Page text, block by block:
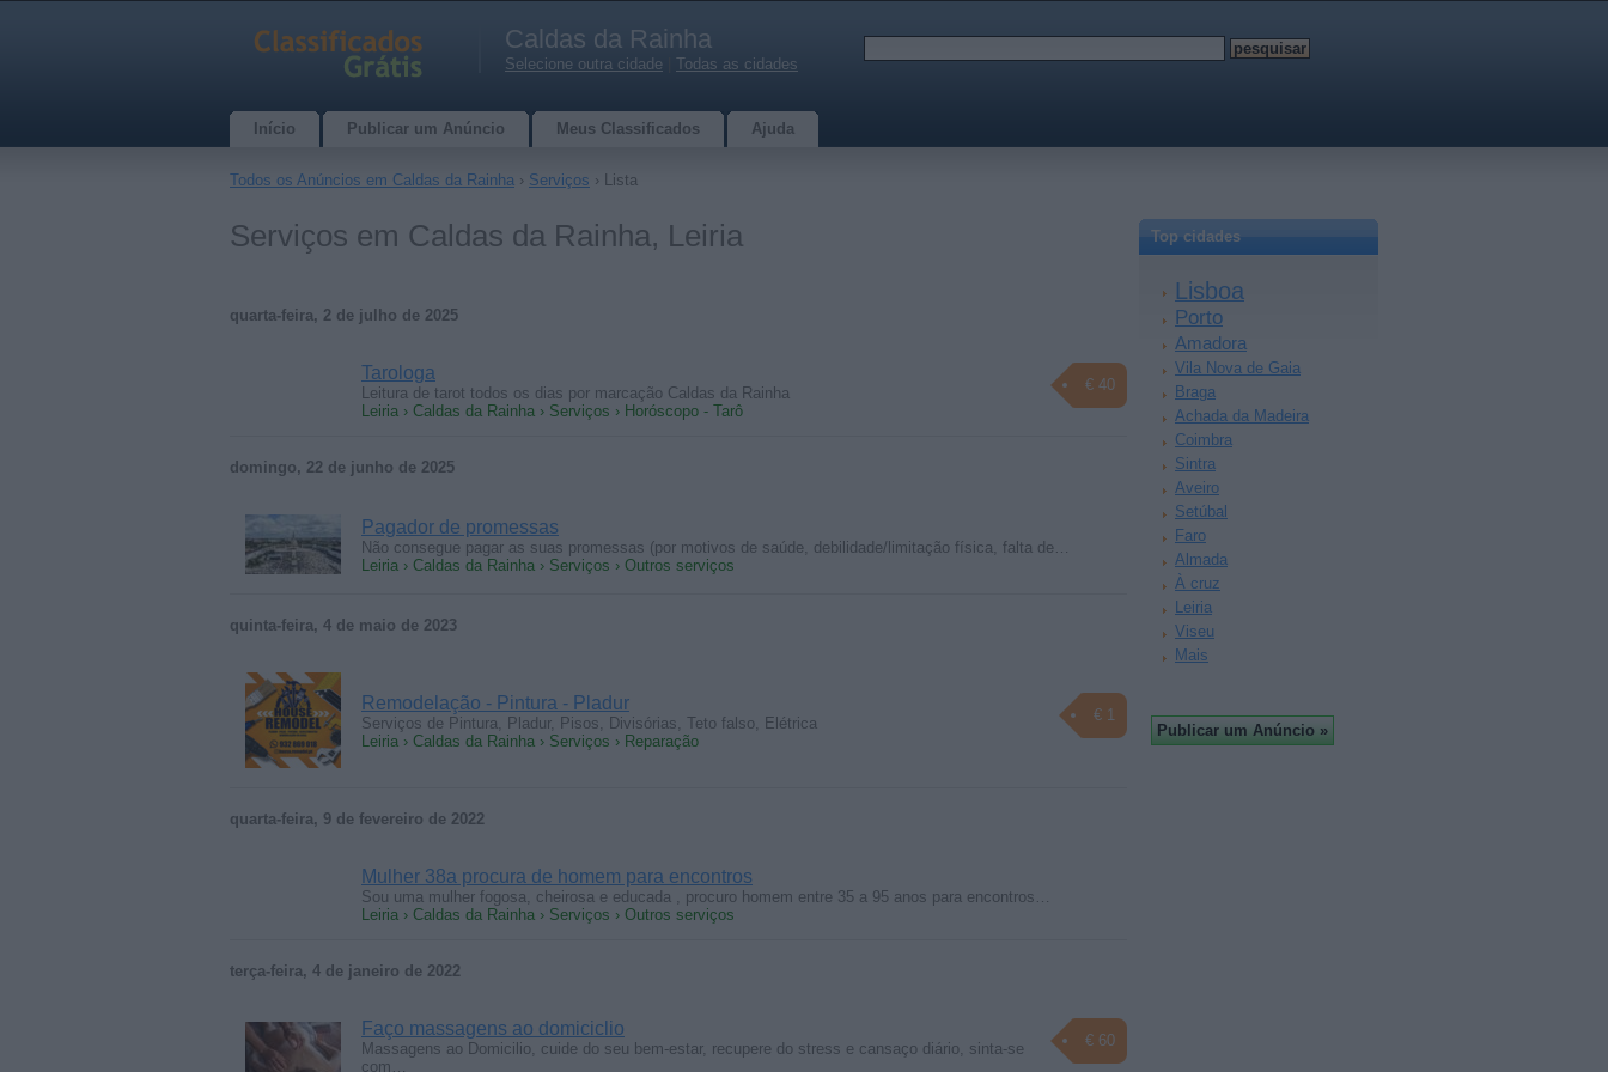
Caldas da Rainha
Selecione outra cidade Todas as cidades
Início Publicar um Anúncio Meus Classificados Ajuda
Todos os Anúncios em Caldas da Rainha › Serviços › Lista
Serviços em Caldas da Rainha, Leiria
quarta-feira, 2 de julho de 2025
Tarologa
€ 40
Leitura de tarot todos os dias por marcação Caldas da Rainha
Leiria › Caldas da Rainha › Serviços › Horóscopo - Tarô
domingo, 22 de junho de 2025
Pagador de promessas
Não consegue pagar as suas promessas (por motivos de saúde, debilidade/limitação física, falta de…
Leiria › Caldas da Rainha › Serviços › Outros serviços
quinta-feira, 4 de maio de 2023
Remodelação - Pintura - Pladur
€ 1
Serviços de Pintura, Pladur, Pisos, Divisórias, Teto falso, Elétrica
Leiria › Caldas da Rainha › Serviços › Reparação
quarta-feira, 9 de fevereiro de 2022
Mulher 38a procura de homem para encontros
Sou uma mulher fogosa, cheirosa e educada , procuro homem entre 35 a 95 anos para encontros…
Leiria › Caldas da Rainha › Serviços › Outros serviços
terça-feira, 4 de janeiro de 2022
Faço massagens ao domiciclio
€ 60
Massagens ao Domicilio, cuide do seu bem-estar, recupere do stress e cansaço diário, sinta-se
com…
Top cidades
Lisboa
Porto
Amadora
Vila Nova de Gaia
Braga
Achada da Madeira
Coimbra
Sintra
Aveiro
Setúbal
Faro
Almada
À cruz
Leiria
Viseu
Mais